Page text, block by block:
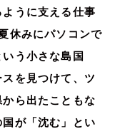
うに支える仕事
休みにパソコンで
う小さな島国
を見つけて、ツ
ら出たこともな
が「沈む」とい